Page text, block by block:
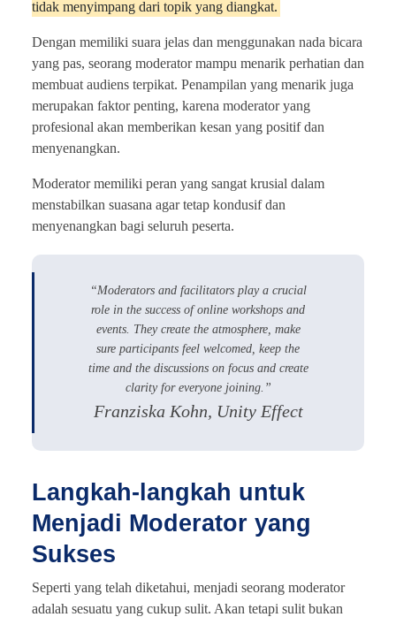
tidak menyimpang dari topik yang diangkat.
Dengan memiliki suara jelas dan menggunakan nada bicara
yang pas, seorang moderator mampu menarik perhatian dan
membuat audiens terpikat. Penampilan yang menarik juga
merupakan faktor penting, karena moderator yang
profesional akan memberikan kesan yang positif dan
menyenangkan.
Moderator memiliki peran yang sangat krusial dalam
menstabilkan suasana agar tetap kondusif dan
menyenangkan bagi seluruh peserta.
“Moderators and facilitators play a crucial
role in the success of online workshops and
events. They create the atmosphere, make
sure participants feel welcomed, keep the
time and the discussions on focus and create
clarity for everyone joining.”
Franziska Kohn, Unity Effect
Langkah-langkah untuk
Menjadi Moderator yang
Sukses
Seperti yang telah diketahui, menjadi seorang moderator
adalah sesuatu yang cukup sulit. Akan tetapi sulit bukan